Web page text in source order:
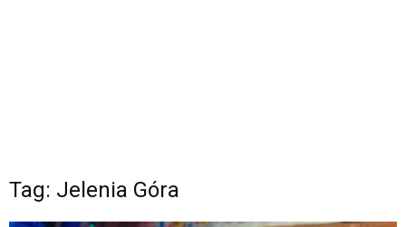
Tag: Jelenia Góra